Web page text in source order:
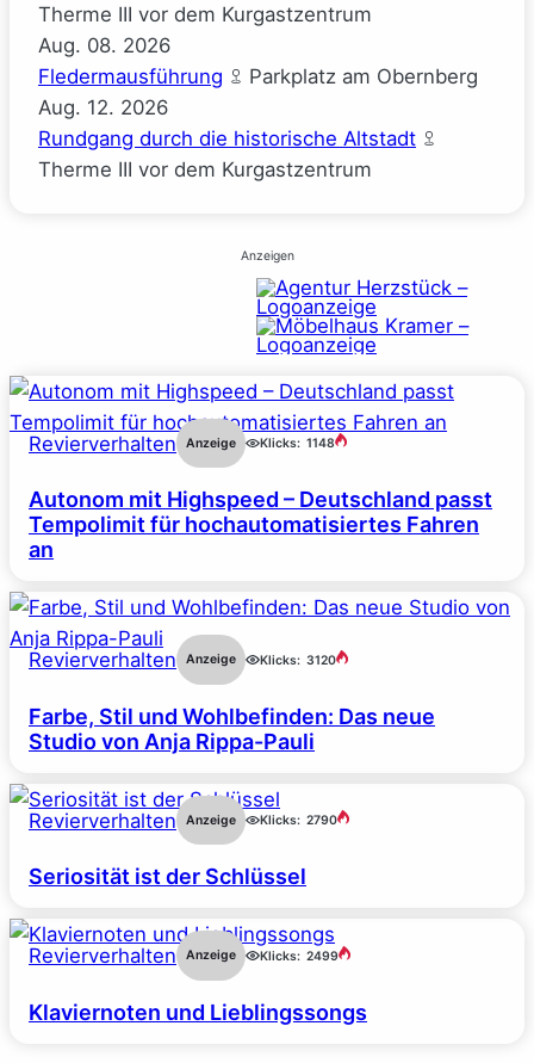
Therme III vor dem Kurgastzentrum
Aug. 08. 2026
Fledermausführung
Parkplatz am Obernberg
Aug. 12. 2026
Rundgang durch die historische Altstadt
Therme III vor dem Kurgastzentrum
Anzeigen
Revierverhalten Anzeige Klicks: 1148
Autonom mit Highspeed – Deutschland passt
Tempolimit für hochautomatisiertes Fahren
an
Revierverhalten Anzeige Klicks: 3120
Farbe, Stil und Wohlbefinden: Das neue
Studio von Anja Rippa-Pauli
Revierverhalten Anzeige Klicks: 2790
Seriosität ist der Schlüssel
Revierverhalten Anzeige Klicks: 2499
Klaviernoten und Lieblingssongs